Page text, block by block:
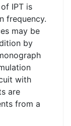
IPT is
frequency.
may be
by
with
are
from a